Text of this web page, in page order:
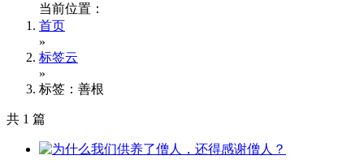
当前位置：
首页
»
标签云
»
标签：善根
共 1 篇